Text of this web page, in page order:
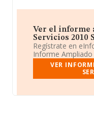
Ver el informe
Servicios 2010
Regístrate en
Informe
VER